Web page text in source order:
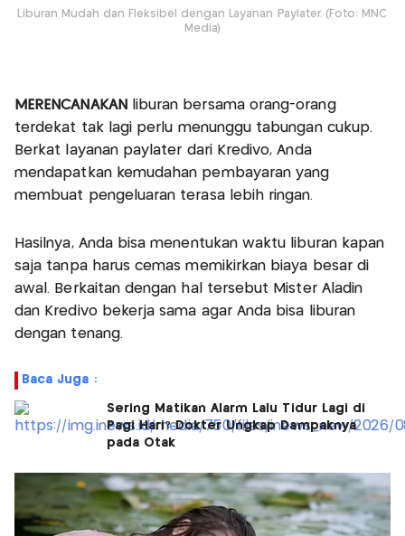
Liburan Mudah dan Fleksibel dengan Layanan Paylater. (Foto: MNC
Media)
MERENCANAKAN
liburan bersama orang-orang
terdekat tak lagi perlu menunggu tabungan cukup.
Berkat layanan paylater dari Kredivo, Anda
mendapatkan kemudahan pembayaran yang
membuat pengeluaran terasa lebih ringan.
Hasilnya, Anda bisa menentukan waktu liburan kapan
saja tanpa harus cemas memikirkan biaya besar di
awal. Berkaitan dengan hal tersebut Mister Aladin
dan Kredivo bekerja sama agar Anda bisa liburan
dengan tenang.
Baca Juga :
Sering Matikan Alarm Lalu Tidur Lagi di
Pagi Hari? Dokter Ungkap Dampaknya
pada Otak